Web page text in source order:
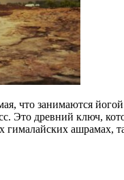
что занимаются
древний ключ,
гималайских